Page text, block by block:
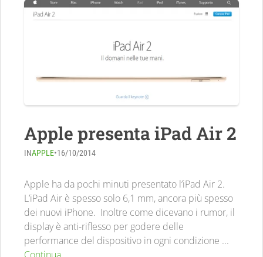
Apple presenta iPad Air 2
INAPPLE•16/10/2014
Apple ha da pochi minuti presentato l’iPad Air 2.
L’iPad Air è spesso solo 6,1 mm, ancora più spesso
dei nuovi iPhone. Inoltre come dicevano i rumor, il
display è anti-riflesso per godere delle
performance del dispositivo in ogni condizione ...